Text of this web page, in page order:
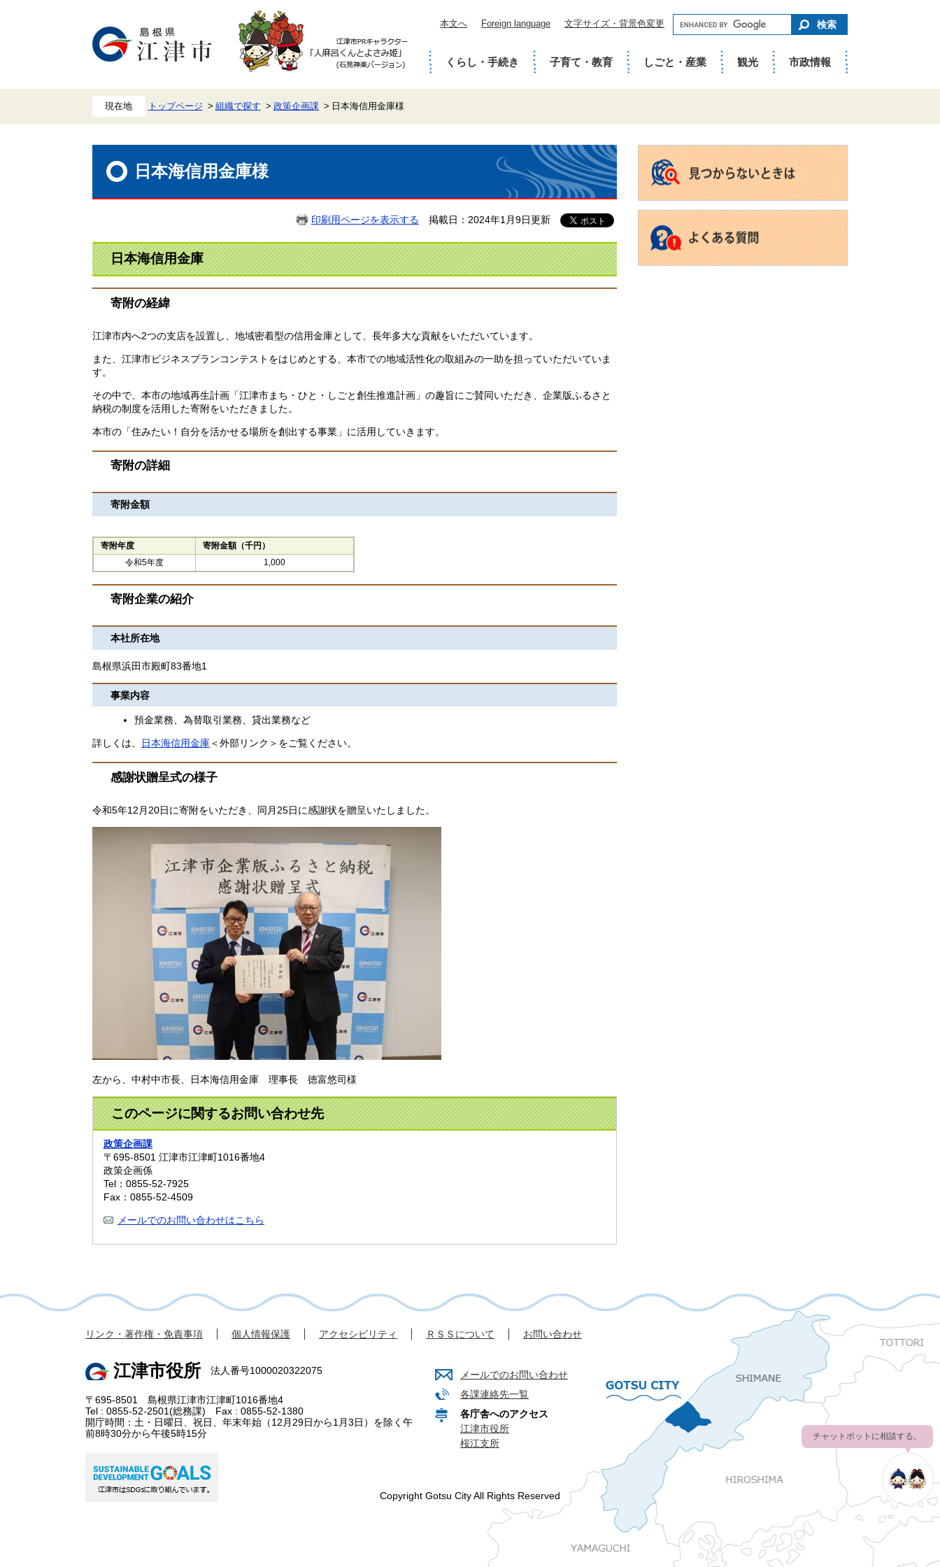
本文へ Foreign language 文字サイズ・背景色変更
ー
ワ
ド
で
が
くらし・手続き 子育て・教育 しごと・産業 観光 市政情報
トップページ 組織で探す 政策企画課 日本海信用金庫様
日本海信用金庫様
印刷用ページを表示する 掲載日：2024年1月9日更新
日本海信用金庫
寄附の経緯
江津市内へ2つの支店を設置し、地域密着型の信用金庫として、長年多大な貢献をいただいています。
また、江津市ビジネスプランコンテストをはじめとする、本市での地域活性化の取組みの一助を担っていただいていま
す。
その中で、本市の地域再生計画「江津市まち・ひと・しごと創生推進計画」の趣旨にご賛同いただき、企業版ふるさと
納税の制度を活用した寄附をいただきました。
本市の「住みたい！自分を活かせる場所を創出する事業」に活用していきます。
寄附の詳細
寄附金額
寄附年度
寄附金額（千円）
令和5年度
1,000
寄附企業の紹介
本社所在地
島根県浜田市殿町83番地1
事業内容​
預金業務、為替取引業務、貸出業務など​
詳しくは、 日本海信用金庫＜外部リンク＞をご覧ください。
感謝状贈呈式の様子
令和5年12月20日に寄附をいただき、同月25日に感謝状を贈呈いたしました。
左から、中村中市長、日本海信用金庫 理事長 徳富悠司様
このページに関するお問い合わせ先
政策企画課
〒695-8501 江津市江津町1016番地4
政策企画係
Tel：0855-52-7925
Fax：0855-52-4509
メールでのお問い合わせはこちら
リンク・著作権・免責事項 個人情報保護 アクセシビリティ ＲＳＳについて お問い合わせ
江津市役所 法人番号1000020322075
〒695-8501 島根県江津市江津町1016番地4
Tel : 0855-52-2501(総務課) Fax : 0855-52-1380
開庁時間：土・日曜日、祝日、年末年始（12月29日から1月3日）を除く午
前8時30分から午後5時15分
メールでのお問い合わせ
各課連絡先一覧
各庁舎へのアクセス
江津市役所
桜江支所
Copyright Gotsu City All Rights Reserved
チャットボットに相談する。